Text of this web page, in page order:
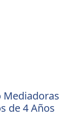
Mediadoras
de 4 Años